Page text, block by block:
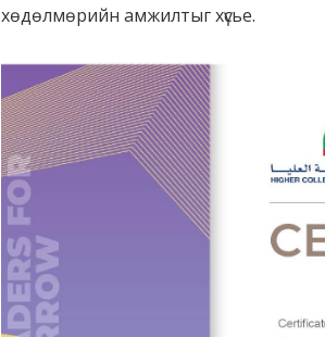
хөдөлмөрийн амжилтыг хүсье.